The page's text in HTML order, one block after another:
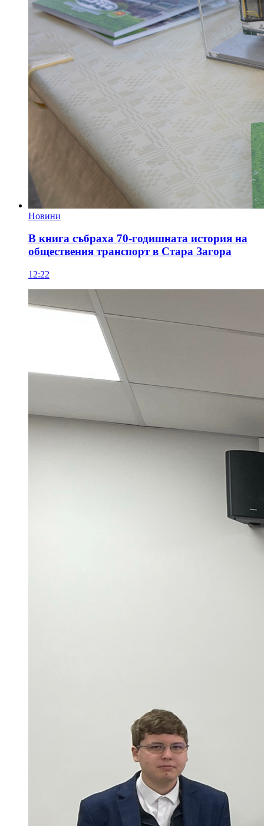
Новини
В книга събраха 70-годишната история на
обществения транспорт в Стара Загора
12:22